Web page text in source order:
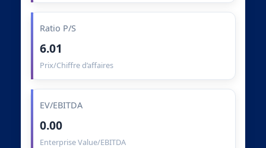
Ratio P/S
6.01
Prix/Chiffre d’affaires
EV/EBITDA
0.00
Enterprise Value/EBITDA